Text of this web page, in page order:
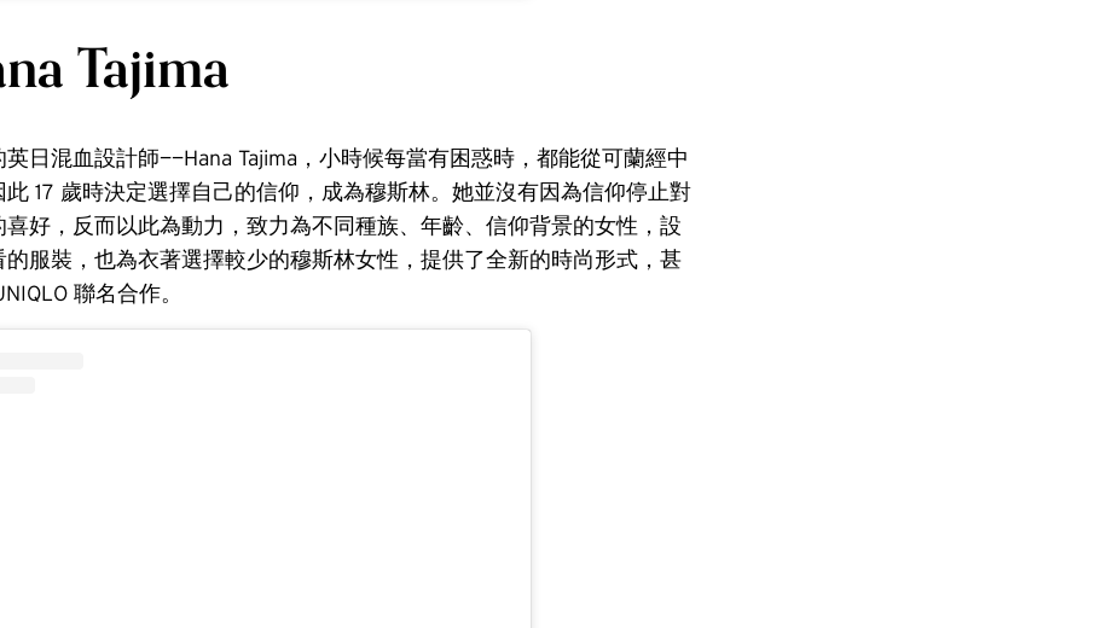
Tajima
日混血設計師——Hana Tajima，小時候每當有困惑時，都能從可蘭經中
17 歲時決定選擇自己的信仰，成為穆斯林。她並沒有因為信仰停止對
喜好，反而以此為動力，致力為不同種族、年齡、信仰背景的女性，設
的服裝，也為衣著選擇較少的穆斯林女性，提供了全新的時尚形式，甚
聯名合作。